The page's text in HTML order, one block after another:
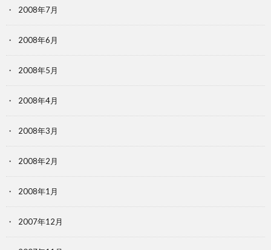
2008年7月
2008年6月
2008年5月
2008年4月
2008年3月
2008年2月
2008年1月
2007年12月